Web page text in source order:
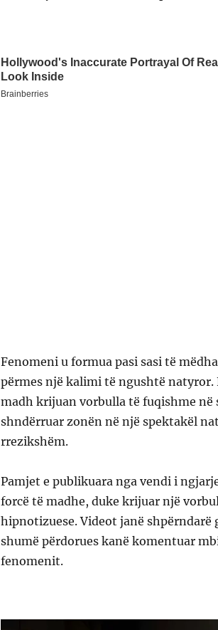
Fenomeni u formua pasi sasi të
përmes një kalimi të ngushtë natyror.
madh krijuan vorbulla të fuqishme në
shndërruar zonën në një spektakël
rrezikshëm.
Pamjet e publikuara nga vendi i
forcë të madhe, duke krijuar një
hipnotizuese. Videot janë
shumë përdorues kanë komentuar
fenomenit.